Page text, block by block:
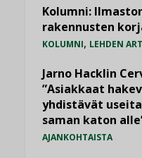
Kolumni:
rakennusten
KOLUMNI, LEHDEN
Jarno Hacklin
”Asiakkaat
yhdistävät
saman katon
AJANKOHTAISTA